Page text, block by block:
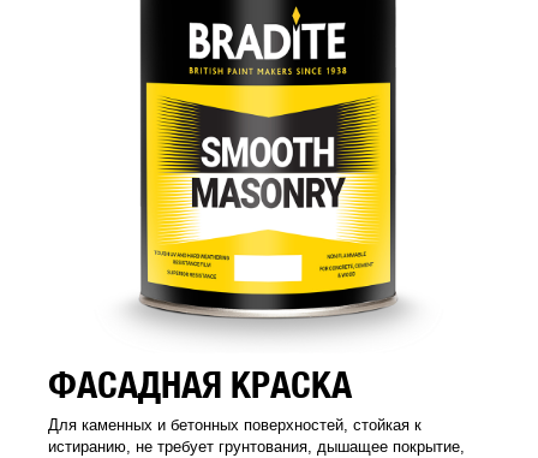
ФАСАДНАЯ КРАСКА
Для каменных и бетонных поверхностей, стойкая к
истиранию, не требует грунтования, дышащее покрытие,